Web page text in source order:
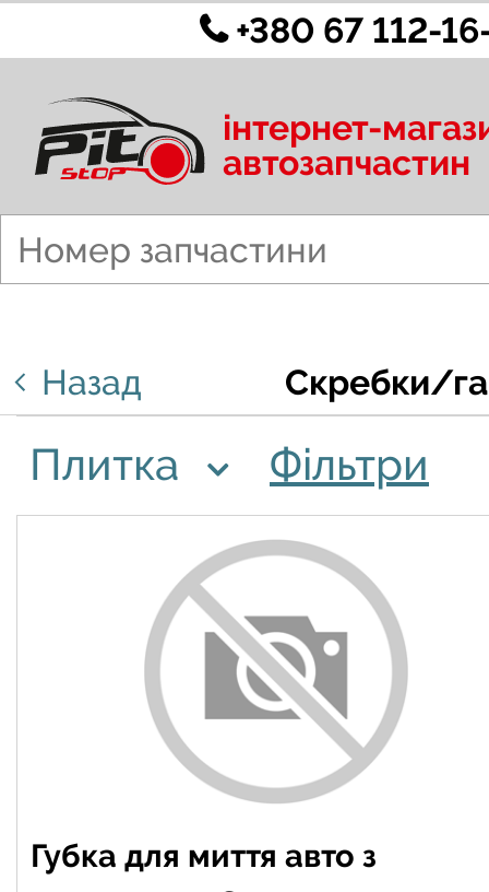
+380 67 112-
інтернет-
автозапчастин
Назад Скребки/
Плитка Фільтри
Губка для миття авто з